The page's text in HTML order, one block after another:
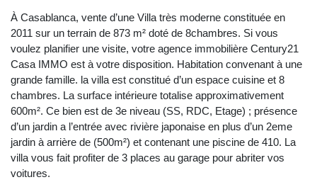
À Casablanca, vente d’une Villa très moderne constituée en
2011 sur un terrain de 873 m² doté de 8chambres. Si vous
voulez planifier une visite, votre agence immobilière Century21
Casa IMMO est à votre disposition. Habitation convenant à une
grande famille. la villa est constitué d’un espace cuisine et 8
chambres. La surface intérieure totalise approximativement
600m². Ce bien est de 3e niveau (SS, RDC, Etage) ; présence
d’un jardin a l’entrée avec rivière japonaise en plus d’un 2eme
jardin à arrière de (500m²) et contenant une piscine de 410. La
villa vous fait profiter de 3 places au garage pour abriter vos
voitures.